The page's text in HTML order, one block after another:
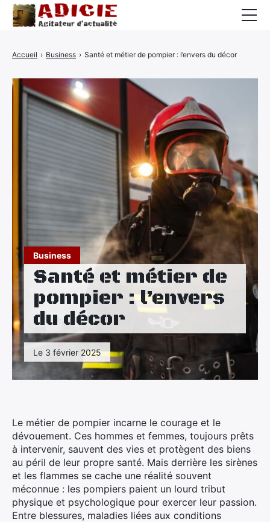
Business
Santé et métier de
pompier : l’envers
du décor
Le 3 février 2025
Accueil › Business › Santé et métier de pompier : l’envers du décor
Le métier de pompier incarne le courage et le
dévouement. Ces hommes et femmes, toujours prêts
à intervenir, sauvent des vies et protègent des biens
au péril de leur propre santé. Mais derrière les sirènes
et les flammes se cache une réalité souvent
méconnue : les pompiers paient un lourd tribut
physique et psychologique pour exercer leur passion.
Entre blessures, maladies liées aux conditions
Cuisine
Lifestyle
Maison
Santé
Sport
Tourisme